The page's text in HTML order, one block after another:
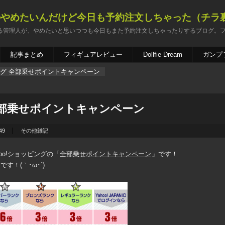
めたいんだけど今日も予約注文しちゃった（チラ
理人が、やめたいと思いつつも今日もまた予約注文しちゃったりするブログ。
記事まとめ フィギュアレビュー Dollfie Dream ガンプ
全部乗せポイントキャンペーン
乗せポイントキャンペーン
その他雑記
ショッピングの「 全部乗せポイントキャンペーン 」です！
す！(｀･ω･´)